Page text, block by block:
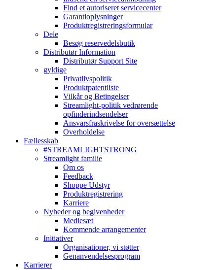
Find et autoriseret servicecenter
Garantioplysninger
Produktregistreringsformular
Dele
Besøg reservedelsbutik
Distributør Information
Distributør Support Site
gyldige
Privatlivspolitik
Produktpatentliste
Vilkår og Betingelser
Streamlight-politik vedrørende
opfinderindsendelser
Ansvarsfraskrivelse for oversættelse
Overholdelse
Fællesskab
#STREAMLIGHTSTRONG
Streamlight familie
Om os
Feedback
Shoppe Udstyr
Produktregistrering
Karriere
Nyheder og begivenheder
Mediesæt
Kommende arrangementer
Initiativer
Organisationer, vi støtter
Genanvendelsesprogram
Karrierer